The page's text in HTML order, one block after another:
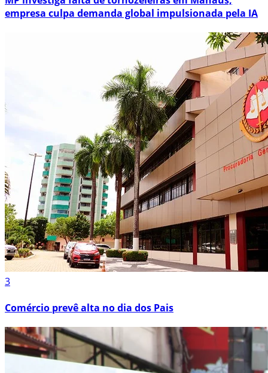
empresa culpa demanda global impulsionada pela IA
3
Comércio prevê alta no dia dos Pais